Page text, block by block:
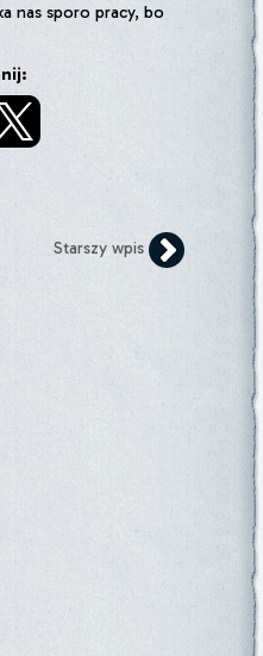
nas sporo pracy, bo
Starszy wpis